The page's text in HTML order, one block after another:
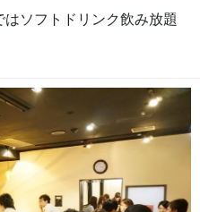
ソフトドリンク飲み放題